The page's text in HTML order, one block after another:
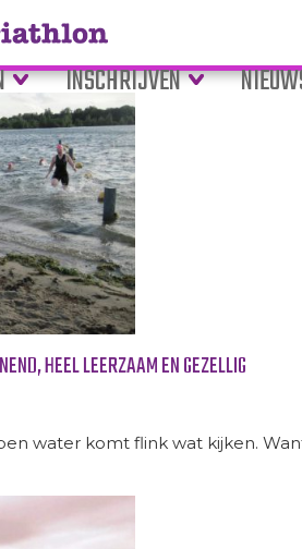
INSCHRIJVEN
clinic open
HEEL LEERZAAM EN GEZELLIG
water komt flink wat kijken.